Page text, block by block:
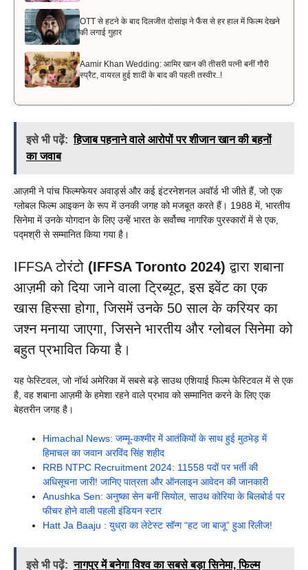
OTT से हटने के बाद दिलजीत दोसांझ ने फैंस से हर हाल में फिल्म देखने
की लगाई गुहार
Aamir Khan Wedding: आमिर खान की तीसरी पत्नी बनीं गौरी
स्प्रैट, वायरल हुई शादी के बाद की पहली तस्वीर..!
इसे भी पढ़ें: हिजाब पहनाने वाले आरोपों पर शीजान खान की बहनों
का जवाब
आज़मी ने पांच फिल्मफेयर अवार्ड्स और कई इंटरनेशनल अवॉर्ड भी जीते हैं, जो एक
ग्लोबल फिल्म आइकन के रूप में उनकी जगह को मजबूत करते हैं। 1988 में, भारतीय
सिनेमा में उनके योगदान के लिए उन्हें भारत के सर्वोच्च नागरिक पुरस्कारों में से एक,
पद्मश्री से सम्मानित किया गया है।
IFFSA टोरंटो (IFFSA Toronto 2024)द्वारा शबाना
आज़मी को दिया जाने वाला ट्रिब्यूट, इस इवेंट का एक
खास हिस्सा होगा, जिसमें उनके 50 साल के करियर का
जश्न मनाया जाएगा, जिसने भारतीय और ग्लोबल सिनेमा को
बहुत प्रभावित किया है।
यह फेस्टिवल, जो नॉर्थ अमेरिका में सबसे बड़े साउथ एशियाई फिल्म फेस्टिवल में से एक
है, वह शबाना आज़मी के हमेशा रहने वाले प्रभाव को सम्मानित करने के लिए एक
बेहतरीन जगह है।
Himachal News: जम्मू-कश्मीर में आतंकियों के साथ हुई मुठभेड़ में
हिमाचल का जवान अरविंद सिंह शहीद
RRB NTPC Recruitment 2024: 11558 पदों पर भर्ती की
अधिसूचना जारी! जानिए पात्रता और ऑनलाइन आवेदन की जानकारी
Anushka Sen: अनुष्का सेन बनीं सियोल, साउथ कोरिया के बिलबोर्ड पर
फीचर होने वाली पहली इंडियन स्टार
Hatt Ja Baaju : युध्रा का लेटेस्ट सॉन्ग “हट जा बाजू” हुआ रिलीज!
इसे भी पढ़ें: नागपुर में बनेगा विश्व का सबसे बड़ा सिनेमा, फिल्म